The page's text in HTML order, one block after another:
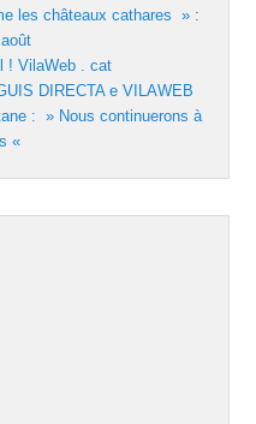
les châteaux cathares » :
! VilaWeb . cat
DIRECTA e VILAWEB
: » Nous continuerons à
«